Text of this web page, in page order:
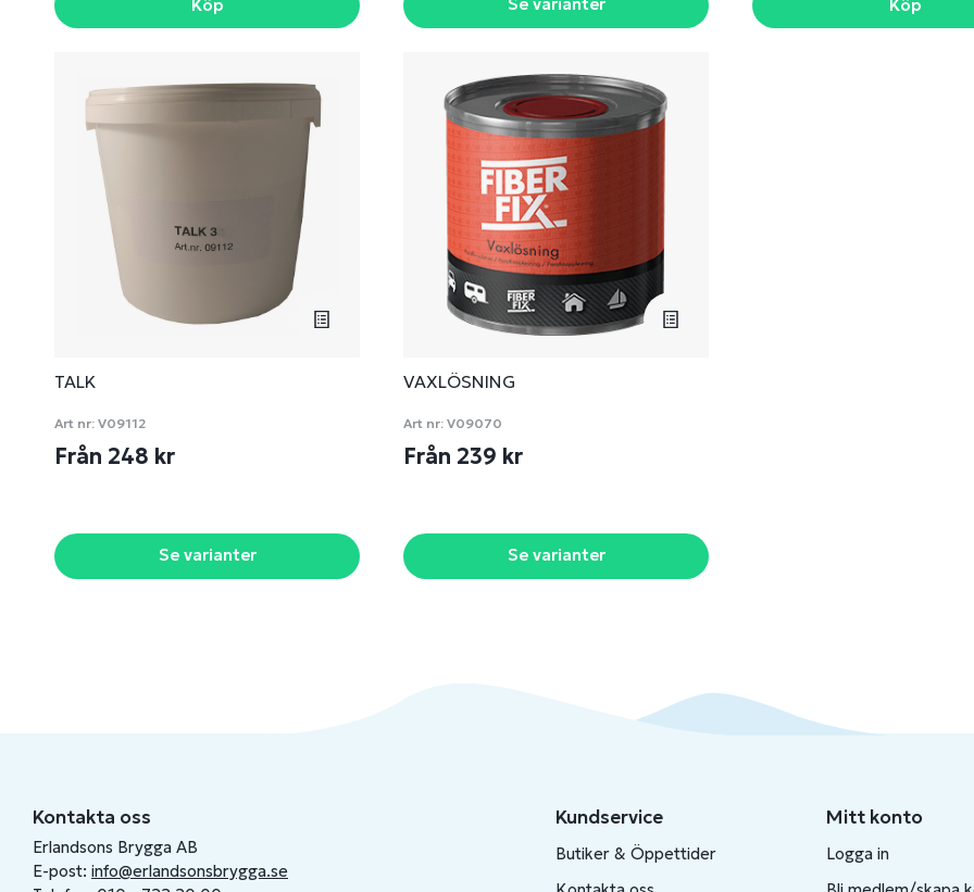
Köp Köp
TALK
Art nr: V09112
Från 248 kr
Se varianter
VAXLÖSNING
Art nr: V09070
Från 239 kr
Se varianter
Kontakta oss
Erlandsons Brygga AB
E-post: info@erlandsonsbrygga.se
Kundservice
Butiker & Öppettider
Mitt konto
Logga in